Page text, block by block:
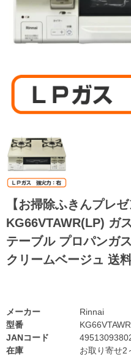
【お掃除ふきんプレ
KG66VTAWR(LP) ガ
テーブル プロパンガ
クリームベージュ 送
型番
JANコード
在庫
お取り寄せ2
メーカー Rinnai